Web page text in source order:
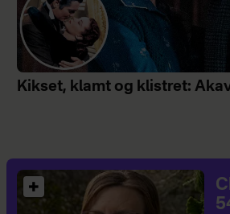
Kikset, klamt og klistret: